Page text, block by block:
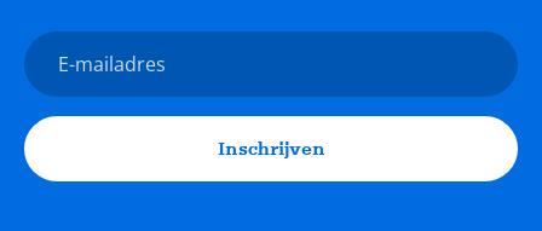
E-
mailadres
Inschrijven